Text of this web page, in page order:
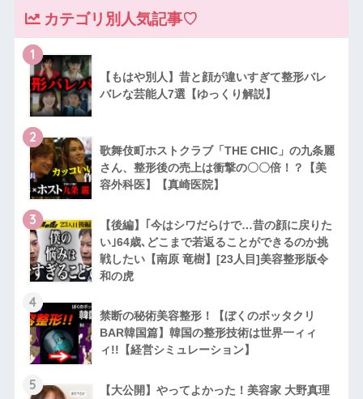
カテゴリ別人気記事♡
1
【もはや別人】昔と顔が違いすぎて整形バレ
バレな芸能人7選【ゆっくり解説】
2
歌舞伎町ホストクラブ「THE CHIC」の九条麗
さん、整形後の売上は衝撃の〇〇倍！？【美
容外科医】【真崎医院】
3
【後編】｢今はシワだらけで…昔の顔に戻りた
い｣64歳､どこまで若返ることができるのか挑
戦したい【南原 竜樹】[23人目]美容整形版令
和の虎
4
禁断の秘術美容整形！【ぼくのボッタクリ
BAR韓国篇】韓国の整形技術は世界一ィィ
ィ!!【経営シミュレーション】
5
【大公開】やってよかった！美容家 大野真理